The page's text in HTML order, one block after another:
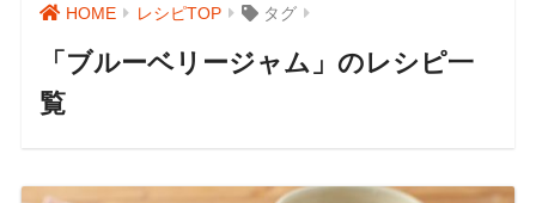
HOME レシピTOP タグ
「ブルーベリージャム」のレシピ一
覧